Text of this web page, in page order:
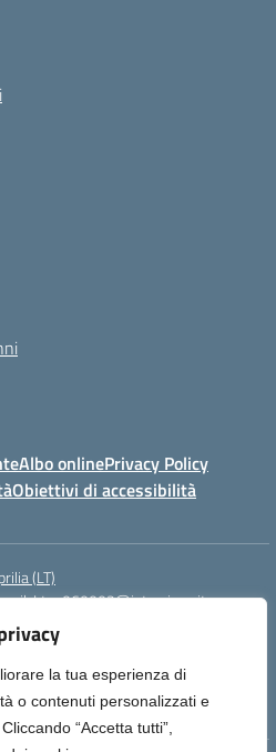
la tua esperienza di
o contenuti personalizzati e
“Accetta tutti”,
Albo onlinePrivacy Policy
Obiettivi di accessibilità
(LT)
Ltps060002@istruzione.it
Ltps060002@pec.istruzione.it